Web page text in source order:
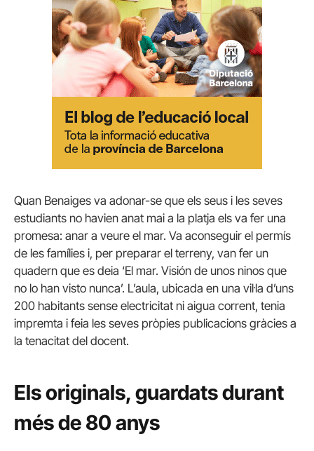
Quan Benaiges va adonar-se que els seus i les seves
estudiants no havien anat mai a la platja els va fer una
promesa: anar a veure el mar. Va aconseguir el permís
de les famílies i, per preparar el terreny, van fer un
quadern que es deia ‘El mar. Visión de unos ninos que
no lo han visto nunca’. L’aula, ubicada en una vil·la d’uns
200 habitants sense electricitat ni aigua corrent, tenia
impremta i feia les seves pròpies publicacions gràcies a
la tenacitat del docent.
Els originals, guardats durant
més de 80 anys